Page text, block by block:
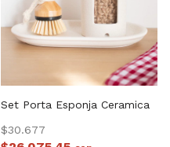
Set Porta Esponja Ceramica
$30.677